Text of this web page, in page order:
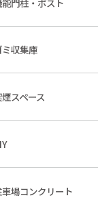
ミ収集庫
スペース
場コンクリート